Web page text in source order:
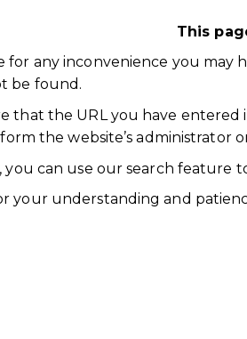
This
for any inconvenience you
be found.
that the URL you have
the website’s administrator
you can use our search feature
your understanding and